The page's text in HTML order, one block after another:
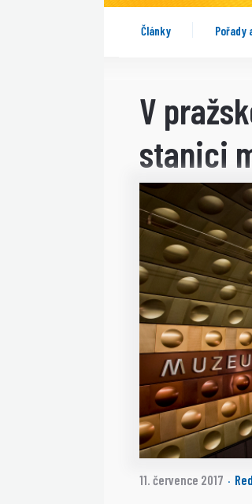
Články Pořady
V
stanici
11. července 2017 ·